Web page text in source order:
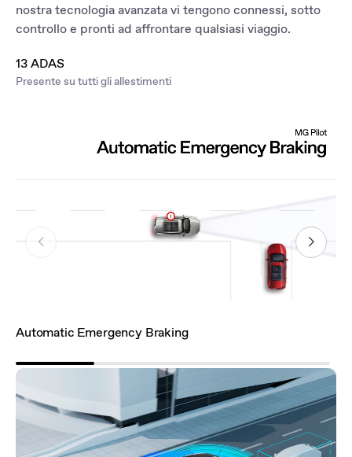
nostra tecnologia avanzata vi tengono connessi, sotto
controllo e pronti ad affrontare qualsiasi viaggio.
13 ADAS
Presente su tutti gli allestimenti
Automatic Emergency Braking